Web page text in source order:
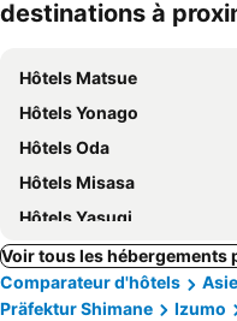
destinations à
Hôtels Matsue
Hôtels Yonago
Hôtels Oda
Hôtels Misasa
Hôtels Yasugi
Voir tous les hébergements
Comparateur d'hôtels
Asie
Präfektur Shimane
Izumo